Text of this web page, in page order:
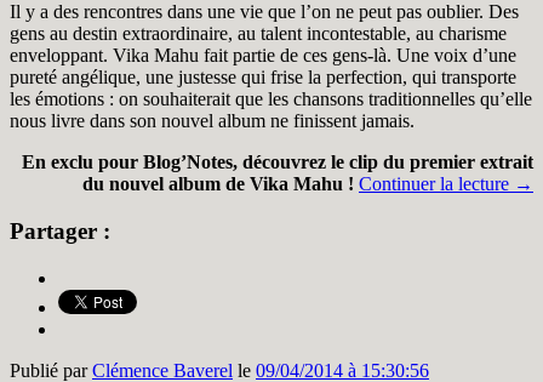
Il y a des rencontres dans une vie que l’on ne peut pas oublier. Des
gens au destin extraordinaire, au talent incontestable, au charisme
enveloppant. Vika Mahu fait partie de ces gens-là. Une voix d’une
pureté angélique, une justesse qui frise la perfection, qui transporte
les émotions : on souhaiterait que les chansons traditionnelles qu’elle
nous livre dans son nouvel album ne finissent jamais.
En exclu pour Blog’Notes, découvrez le clip du premier extrait
du nouvel album de Vika Mahu ! Continuer la lecture →
Partager :
Publié parClémence Baverel le 09/04/2014 à 15:30:56